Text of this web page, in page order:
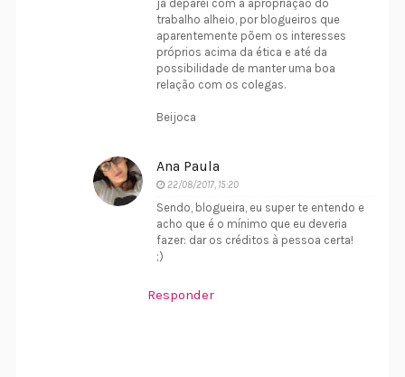
já deparei com a apropriação do
trabalho alheio, por blogueiros que
aparentemente põem os interesses
próprios acima da ética e até da
possibilidade de manter uma boa
relação com os colegas.
Beijoca
Ana Paula
22/08/2017, 15:20
Sendo, blogueira, eu super te entendo e
acho que é o mínimo que eu deveria
fazer: dar os créditos à pessoa certa!
;)
Responder